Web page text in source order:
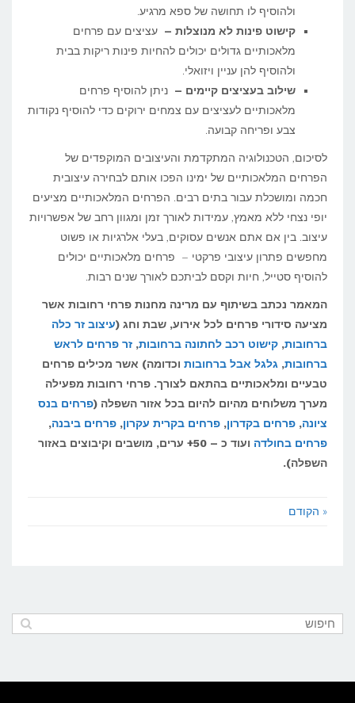
ולהוסיף לו תחושה של ספא מרגיע.
קישוט פינות לא מנוצלות – עציצים עם פרחים
מלאכותיים גדולים יכולים להחיות פינות ריקות בבית
ולהוסיף להן עניין ויזואלי.
שילוב בעציצים קיימים – ניתן להוסיף פרחים
מלאכותיים לעציצים עם צמחים ירוקים כדי להוסיף נקודות
צבע ופריחה קבועה.
לסיכום, הטכנולוגיה המתקדמת והעיצובים המוקפדים של
הפרחים המלאכותיים של ימינו הפכו אותם לבחירה עיצובית
חכמה ומושכלת עבור בתים רבים. הפרחים המלאכותיים מציעים
יופי נצחי ללא מאמץ, עמידות לאורך זמן ומגוון רחב של אפשרויות
עיצוב. בין אם אתם אנשים עסוקים, בעלי אלרגיות או פשוט
מחפשים פתרון עיצובי פרקטי – פרחים מלאכותיים יכולים
להוסיף סטייל, חיות וקסם לביתכם לאורך שנים רבות.
המאמר נכתב בשיתוף עם מרינה מחנות פרחי רחובות אשר
מציעה סידורי פרחים לכל אירוע, שבת וחג (עיצוב זר כלה
ברחובות, קישוט רכב לחתונה ברחובות, זר פרחים לראש
ברחובות, גלגל אבל ברחובות וכדומה) אשר מכילים פרחים
טבעיים ומלאכותיים בהתאם לצורך. פרחי רחובות מפעילה
מערך משלוחים מהיום להיום בכל אזור השפלה (פרחים בנס
ציונה, פרחים בקדרון, פרחים בקרית עקרון, פרחים ביבנה,
פרחים בחולדה
ועוד כ – 50+ ערים, מושבים וקיבוצים באזור
השפלה).
« הקודם